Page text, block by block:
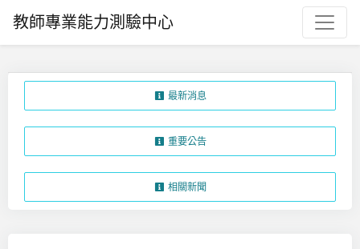
教師專業能力測驗中心
最新消息
重要公告
相關新聞